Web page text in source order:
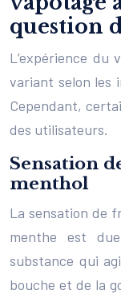
question
L’expérience du
variant selon les
Cependant,
des utilisateurs.
Sensation
menthol
La sensation de
menthe est
substance qui
bouche et de la